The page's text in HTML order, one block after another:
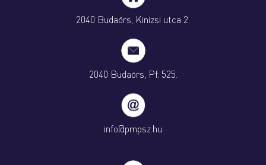
2040 Budaörs, Kinizsi utca 2.
2040 Budaörs, Pf. 525.
info@pmpsz.hu